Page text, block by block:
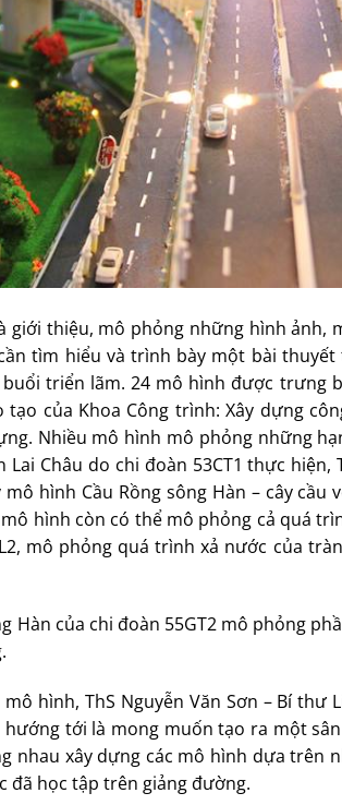
giới thiệu, mô phỏng những hình
tìm hiểu và trình bày một bài
triển lãm. 24 mô hình được trưng
của Khoa Công trình: Xây dựng
Nhiều mô hình mô phỏng những
Châu do chi đoàn 53CT1 thực hiện,
hình Cầu Rồng sông Hàn – cây
hình còn có thể mô phỏng cả quá
mô phỏng quá trình xả nước của
Hàn của chi đoàn 55GT2 mô phỏng
hình, ThS Nguyễn Văn Sơn – Bí thư
tới là mong muốn tạo ra một
nhau xây dựng các mô hình dựa trên
học tập trên giảng đường.